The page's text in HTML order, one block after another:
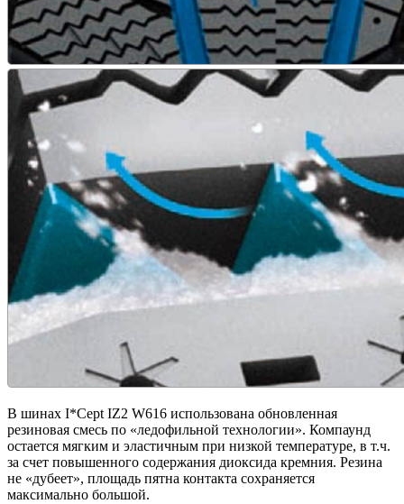
В шинах I*Cept IZ2 W616 использована обновленная
резиновая смесь по «ледофильной технологии». Компаунд
остается мягким и эластичным при низкой температуре, в т.ч.
за счет повышенного содержания диоксида кремния. Резина
не «дубеет», площадь пятна контакта сохраняется
максимально большой.